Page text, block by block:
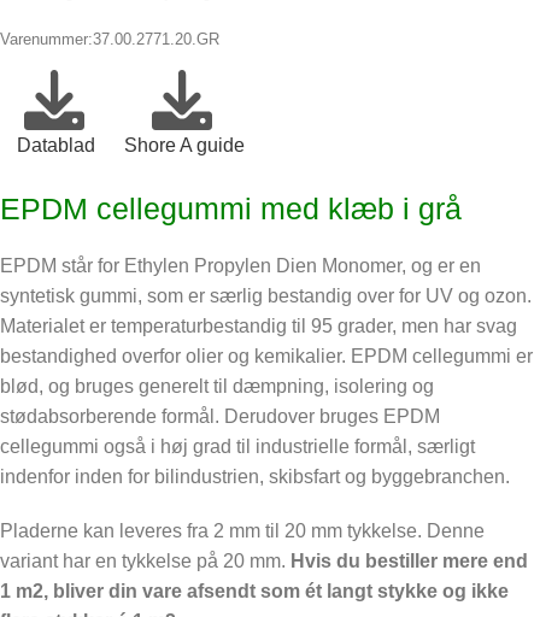
Varenummer:37.00.2771.20.GR
Datablad Shore A guide
EPDM cellegummi med klæb i grå
EPDM står for Ethylen Propylen Dien Monomer, og er en
syntetisk gummi, som er særlig bestandig over for UV og ozon.
Materialet er temperaturbestandig til 95 grader, men har svag
bestandighed overfor olier og kemikalier. EPDM cellegummi er
blød, og bruges generelt til dæmpning, isolering og
stødabsorberende formål. Derudover bruges EPDM
cellegummi også i høj grad til industrielle formål, særligt
indenfor inden for bilindustrien, skibsfart og byggebranchen.
Pladerne kan leveres fra 2 mm til 20 mm tykkelse. Denne
variant har en tykkelse på 20 mm. Hvis du bestiller mere end
1 m2, bliver din vare afsendt som ét langt stykke og ikke